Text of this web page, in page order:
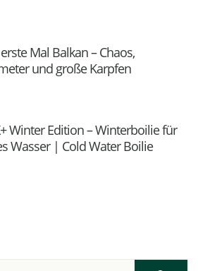
Mal Balkan – Chaos,
und große Karpfen
Winter Edition – Winterboilie für
Wasser | Cold Water Boilie